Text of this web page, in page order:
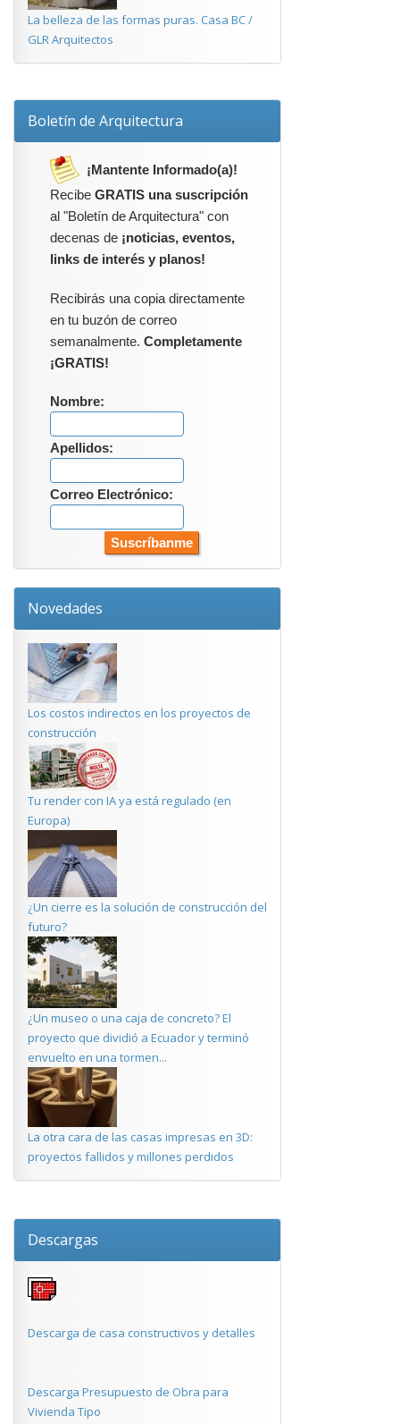
La belleza de las formas puras. Casa BC /
GLR Arquitectos
Boletín de Arquitectura
¡Mantente Informado(a)!
Recibe GRATIS una suscripción
al "Boletín de Arquitectura" con
decenas de ¡noticias, eventos,
links de interés y planos!
Recibirás una copia directamente
en tu buzón de correo
semanalmente. Completamente
¡GRATIS!
Nombre:
Apellidos:
Correo Electrónico:
Novedades
Los costos indirectos en los proyectos de
construcción
Tu render con IA ya está regulado (en
Europa)
¿Un cierre es la solución de construcción del
futuro?
¿Un museo o una caja de concreto? El
proyecto que dividió a Ecuador y terminó
envuelto en una tormen...
La otra cara de las casas impresas en 3D:
proyectos fallidos y millones perdidos
Descargas
Descarga de casa constructivos y detalles
Descarga Presupuesto de Obra para
Vivienda Tipo